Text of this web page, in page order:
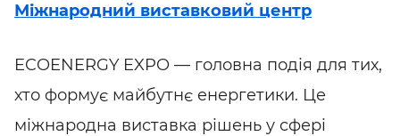
Міжнародний виставковий центр
ECOENERGY EXPO — головна подія для тих,
хто формує майбутнє енергетики. Це
міжнародна виставка рішень у сфері